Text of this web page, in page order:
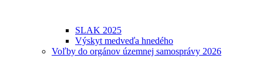
SLAK 2025
Výskyt medveďa hnedého
Voľby do orgánov územnej samosprávy 2026